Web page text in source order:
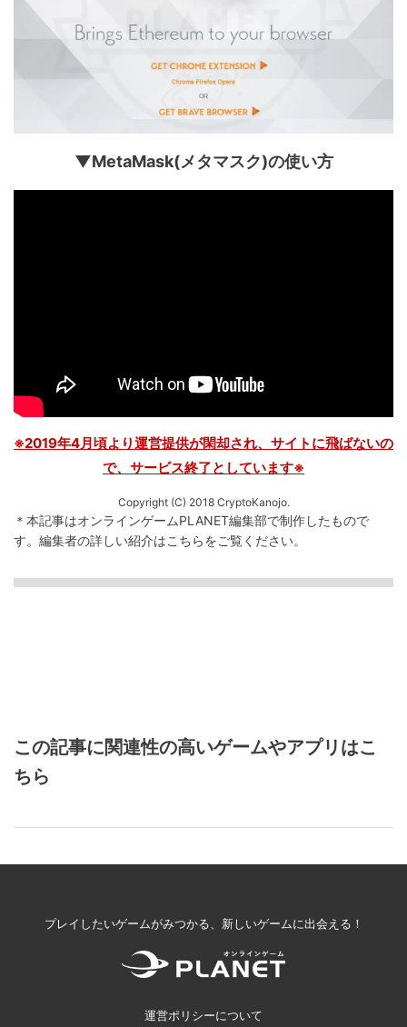
▼MetaMask(メタマスク)の使い方
※2019年4月頃より運営提供が閑却され、サイトに飛ばないの
で、サービス終了としています※
Copyright (C) 2018 CryptoKanojo.
＊本記事はオンラインゲームPLANET編集部で制作したもので
す。 編集者の詳しい紹介はこちらをご覧ください。
この記事に関連性の高いゲームやアプリはこ
ちら
プレイしたいゲームがみつかる、新しいゲームに出会える！
運営ポリシーについて